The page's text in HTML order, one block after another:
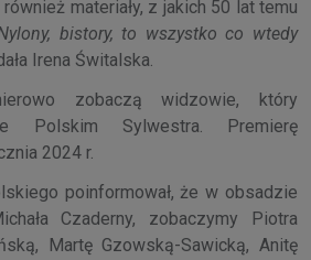
materiały, z jakich 50 lat temu
bistory, to wszystko co wtedy
Irena Świtalska.
zobaczą widzowie, który
Polskim Sylwestra. Premierę
2024 r.
poinformował, że w obsadzie
Czaderny, zobaczymy Piotra
Martę Gzowską-Sawicką, Anitę